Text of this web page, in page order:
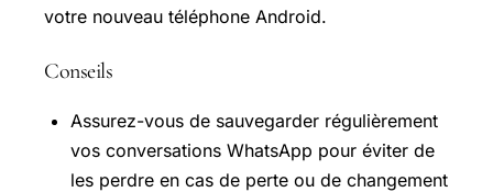
votre nouveau téléphone Android.
Conseils
Assurez-vous de sauvegarder régulièrement
vos conversations WhatsApp pour éviter de
les perdre en cas de perte ou de changement